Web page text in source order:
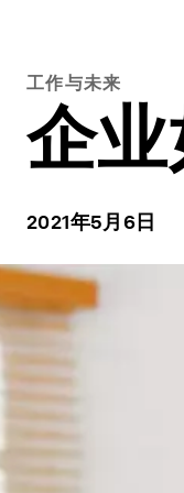
工作与未来
企
2021年5月6日